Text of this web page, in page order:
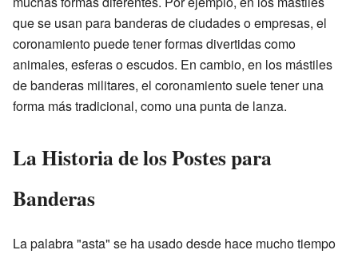
que se usan para banderas de ciudades o empresas, el
coronamiento puede tener formas divertidas como
animales, esferas o escudos. En cambio, en los mástiles
de banderas militares, el coronamiento suele tener una
forma más tradicional, como una punta de lanza.
La Historia de los Postes para
Banderas
La palabra "asta" se ha usado desde hace mucho tiempo